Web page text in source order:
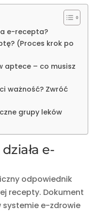
e-recepta?
(Proces krok po
aptece – co musisz
ważność? Zwróć
grupy leków
e-
odpowiednik
recepty. Dokument
systemie e-zdrowie